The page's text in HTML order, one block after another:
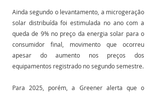
Ainda segundo o levantamento, a microgeração
solar distribuída foi estimulada no ano com a
queda de 9% no preço da energia solar para o
consumidor final, movimento que ocorreu
apesar do aumento nos preços dos
equipamentos registrado no segundo semestre.
Para 2025, porém, a Greener alerta que o